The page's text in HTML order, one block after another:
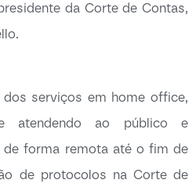
da Corte de Contas,
serviços em home office,
atendendo ao público e
de forma remota até o fim de
de protocolos na Corte de